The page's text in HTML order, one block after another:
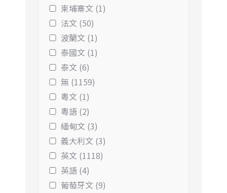
柬埔寨文 (1)
法文 (50)
波蘭文 (1)
泰國文 (1)
泰文 (6)
無 (1159)
粵文 (1)
粵語 (2)
緬甸文 (3)
義大利文 (3)
英文 (1118)
英語 (4)
葡萄牙文 (9)